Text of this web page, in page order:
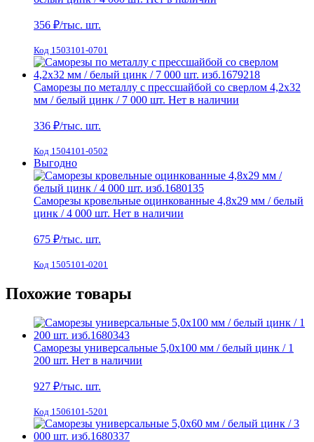
356 ₽/тыс. шт.
Код 1503101-0701
Саморезы по металлу с прессшайбой со сверлом 4,2х32
мм / белый цинк / 7 000 шт. Нет в наличии
336 ₽/тыс. шт.
Код 1504101-0502
Выгодно
Саморезы кровельные оцинкованные 4,8х29 мм / белый
цинк / 4 000 шт. Нет в наличии
675 ₽/тыс. шт.
Код 1505101-0201
Похожие товары
Саморезы универсальные 5,0х100 мм / белый цинк / 1
200 шт. Нет в наличии
927 ₽/тыс. шт.
Код 1506101-5201